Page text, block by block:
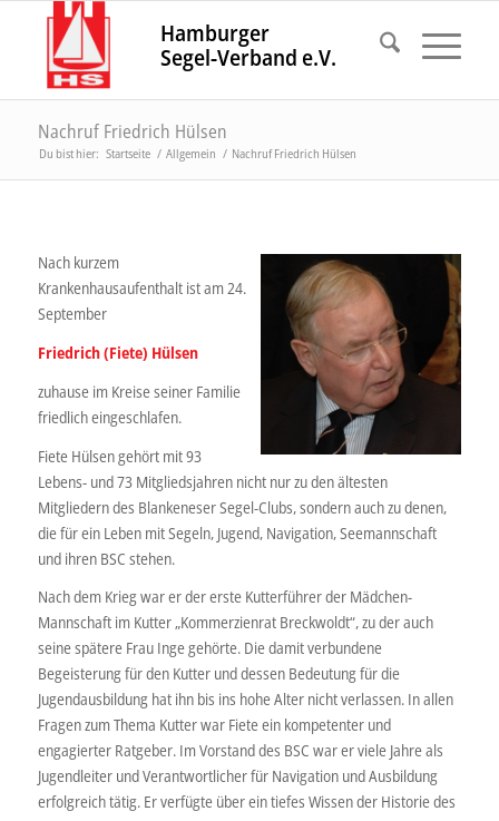
Hamburger
Segel-Verband e.V.
Nachruf Friedrich Hülsen
Du bist hier: Startseite / Allgemein / Nachruf Friedrich Hülsen
Nach kurzem
Krankenhausaufenthalt ist am 24.
September
Friedrich (Fiete) Hülsen
zuhause im Kreise seiner Familie
friedlich eingeschlafen.
Fiete Hülsen gehört mit 93
Lebens- und 73 Mitgliedsjahren nicht nur zu den ältesten
Mitgliedern des Blankeneser Segel-Clubs, sondern auch zu denen,
die für ein Leben mit Segeln, Jugend, Navigation, Seemannschaft
und ihren BSC stehen.
Nach dem Krieg war er der erste Kutterführer der Mädchen-
Mannschaft im Kutter „Kommerzienrat Breckwoldt“, zu der auch
seine spätere Frau Inge gehörte. Die damit verbundene
Begeisterung für den Kutter und dessen Bedeutung für die
Jugendausbildung hat ihn bis ins hohe Alter nicht verlassen. In allen
Fragen zum Thema Kutter war Fiete ein kompetenter und
engagierter Ratgeber. Im Vorstand des BSC war er viele Jahre als
Jugendleiter und Verantwortlicher für Navigation und Ausbildung
erfolgreich tätig. Er verfügte über ein tiefes Wissen der Historie des